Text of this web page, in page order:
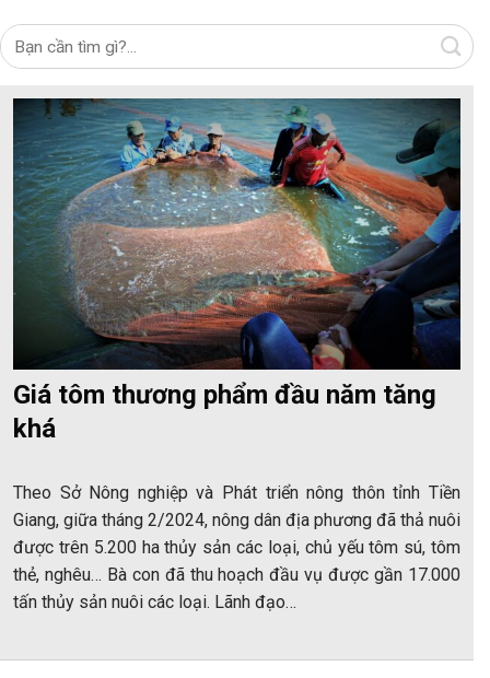
Giá tôm thương phẩm đầu năm tăng
khá
Theo Sở Nông nghiệp và Phát triển nông thôn tỉnh Tiền
Giang, giữa tháng 2/2024, nông dân địa phương đã thả nuôi
được trên 5.200 ha thủy sản các loại, chủ yếu tôm sú, tôm
thẻ, nghêu… Bà con đã thu hoạch đầu vụ được gần 17.000
tấn thủy sản nuôi các loại. Lãnh đạo…